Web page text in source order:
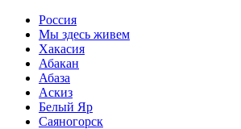
Перейти
содержимому
Россия
Мы здесь живем
Хакасия
Абакан
Абаза
Аскиз
Белый Яр
Саяногорск